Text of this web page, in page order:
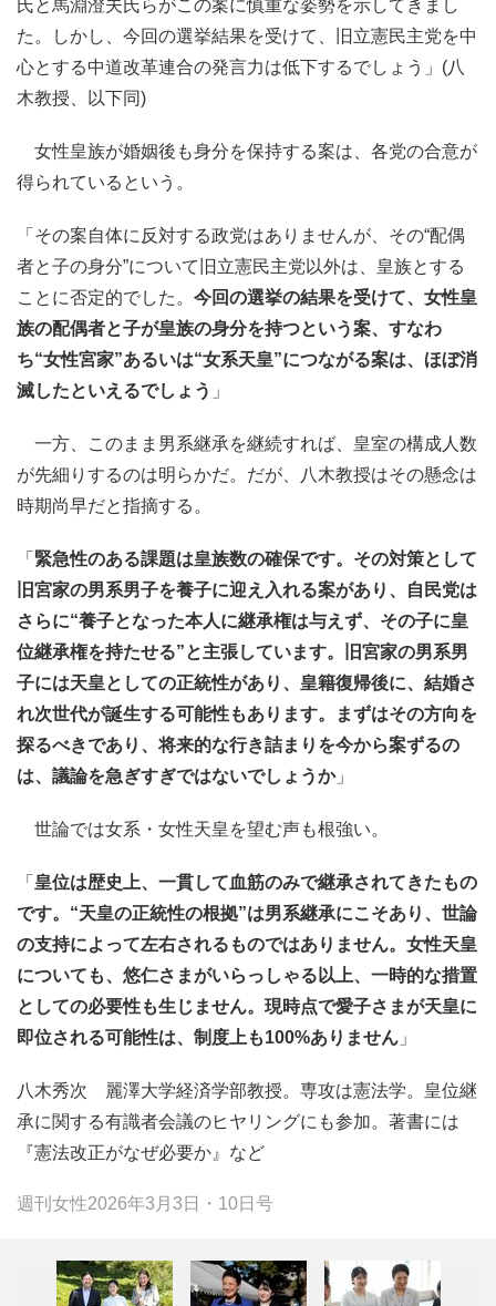
氏と馬淵澄夫氏らがこの案に慎重な姿勢を示してきまし
た。しかし、今回の選挙結果を受けて、旧立憲民主党を中
心とする中道改革連合の発言力は低下するでしょう」(八
木教授、以下同)
女性皇族が婚姻後も身分を保持する案は、各党の合意が
得られているという。
「その案自体に反対する政党はありませんが、その“配偶
者と子の身分”について旧立憲民主党以外は、皇族とする
ことに否定的でした。 今回の選挙の結果を受けて、女性皇
族の配偶者と子が皇族の身分を持つという案、すなわ
ち“女性宮家”あるいは“女系天皇”につながる案は、ほぼ消
滅したといえるでしょう 」
一方、このまま男系継承を継続すれば、皇室の構成人数
が先細りするのは明らかだ。だが、八木教授はその懸念は
時期尚早だと指摘する。
「 緊急性のある課題は皇族数の確保です。その対策として
旧宮家の男系男子を養子に迎え入れる案があり、自民党は
さらに“養子となった本人に継承権は与えず、その子に皇
位継承権を持たせる”と主張しています。旧宮家の男系男
子には天皇としての正統性があり、皇籍復帰後に、結婚さ
れ次世代が誕生する可能性もあります。まずはその方向を
探るべきであり、将来的な行き詰まりを今から案ずるの
は、議論を急ぎすぎではないでしょうか」
世論では女系・女性天皇を望む声も根強い。
「 皇位は歴史上、一貫して血筋のみで継承されてきたもの
です。“天皇の正統性の根拠”は男系継承にこそあり、世論
の支持によって左右されるものではありません。女性天皇
についても、悠仁さまがいらっしゃる以上、一時的な措置
としての必要性も生じません。現時点で愛子さまが天皇に
即位される可能性は、制度上も100%ありません 」
八木秀次 麗澤大学経済学部教授。専攻は憲法学。皇位継
承に関する有識者会議のヒヤリングにも参加。著書には
『憲法改正がなぜ必要か』など
週刊女性2026年3月3日・10日号